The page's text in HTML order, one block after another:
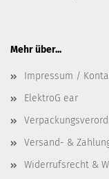
Mehr über...
Impressum /
ElektroG ear
Versand- &
Widerrufsrecht &